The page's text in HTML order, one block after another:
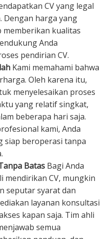
CV yang legal
Dengan harga yang
kualitas
Anda
pendirian CV.
Kami memahami bahwa
Oleh karena itu,
menyelesaikan proses
yang relatif singkat,
beberapa hari saja.
kami, Anda
siap beroperasi tanpa
Batas Bagi Anda
mendirikan CV, mungkin
seputar syarat dan
layanan konsultasi
kapan saja. Tim ahli
semua